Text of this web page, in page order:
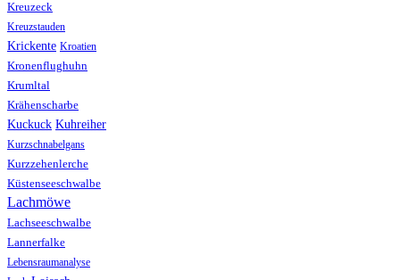
Kreuzeck
Kreuzstauden
Krickente Kroatien
Kronenflughuhn
Krumltal
Krähenscharbe
Kuckuck Kuhreiher
Kurzschnabelgans
Kurzzehenlerche
Küstenseeschwalbe
Lachmöwe
Lachseeschwalbe
Lannerfalke
Lebensraumanalyse